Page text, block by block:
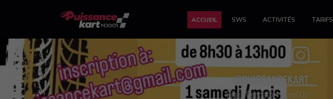
ACCUEIL SWS ACTIVITÉS TARIFS